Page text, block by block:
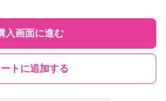
入画面に進む
トに追加する